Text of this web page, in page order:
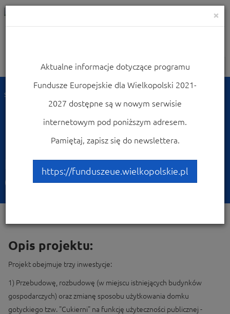
Nawigacja
Strona główna
Przykłady najciekawszych projektów
Rozwój instytucji kultury
na terenie gminy
Opatówek
Opis projektu:
Projekt obejmuje trzy inwestycje:
1) Przebudowę, rozbudowę (w miejscu istniejących budynków
gospodarczych) oraz zmianę sposobu użytkowania domku
gotyckiego tzw. "Cukierni" na funkcję użyteczności publicznej -
×
Aktualne informacje dotyczące programu
Fundusze Europejskie dla Wielkopolski 2021-
2027 dostępne są w nowym serwisie
internetowym pod poniższym adresem.
Pamiętaj, zapisz się do newslettera.
https://funduszeue.wielkopolskie.pl